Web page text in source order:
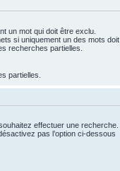
un mot qui doit être exclu.
si uniquement un des mots doit
recherches partielles.
partielles.
effectuer une recherche.
pas l’option ci-dessous